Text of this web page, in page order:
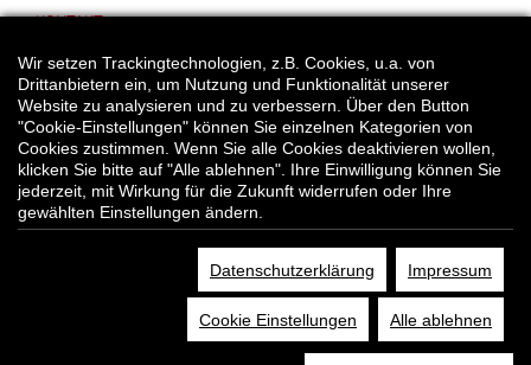
*Alle Preisangaben gelten inklusive gesetzlichen MwSt. und bei Selbstabholung.
Bei Preisen, die mit "UVP" gekennzeichnet sind, handelt es sich um die
© Tommis Sportshop GmbH
Wir setzen Trackingtechnologien, z.B. Cookies, u.a. von
Drittanbietern ein, um Nutzung und Funktionalität unserer
Website zu analysieren und zu verbessern. Über den Button
"Cookie-Einstellungen" können Sie einzelnen Kategorien von
Cookies zustimmen. Wenn Sie alle Cookies deaktivieren wollen,
klicken Sie bitte auf "Alle ablehnen". Ihre Einwilligung können Sie
jederzeit, mit Wirkung für die Zukunft widerrufen oder Ihre
gewählten Einstellungen ändern.
Datenschutzerklärung Impressum
Cookie Einstellungen Alle ablehnen